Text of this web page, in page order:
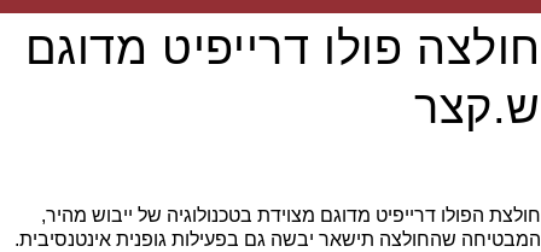
חולצה פולו דרייפיט מדוגם
ש.קצר
חולצת הפולו דרייפיט מדוגם מצוידת בטכנולוגיה של ייבוש מהיר,
המבטיחה שהחולצה תישאר יבשה גם בפעילות גופנית אינטנסיבית.